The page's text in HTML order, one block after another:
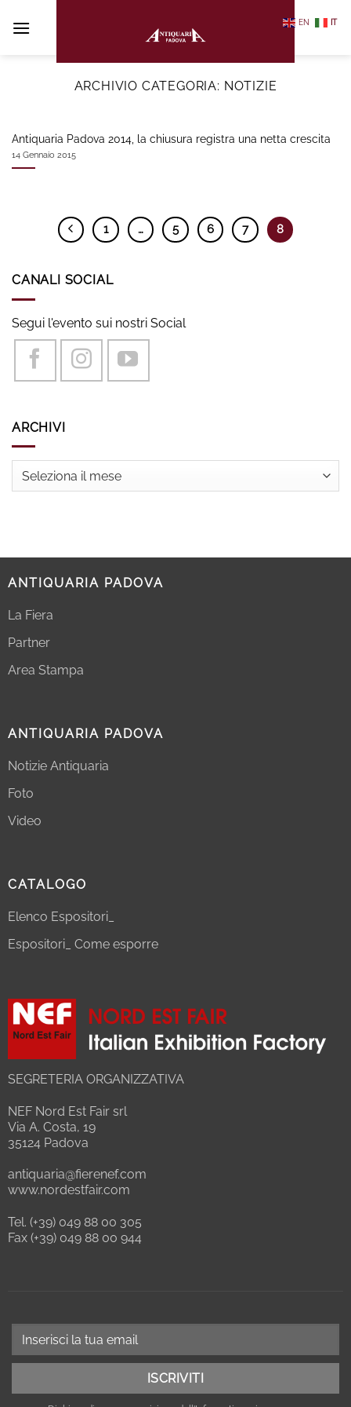
ARCHIVIO CATEGORIA: NOTIZIE
Antiquaria Padova 2014, la chiusura registra una netta crescita
14 Gennaio 2015
1 … 5 6 7 8
CANALI SOCIAL
Segui l'evento sui nostri Social
ARCHIVI
Archivi
ANTIQUARIA PADOVA
La Fiera
Partner
Area Stampa
ANTIQUARIA PADOVA
Notizie Antiquaria
Foto
Video
CATALOGO
Elenco Espositori_
Espositori_ Come esporre
SEGRETERIA ORGANIZZATIVA
NEF Nord Est Fair srl
Via A. Costa, 19
35124 Padova
antiquaria@fierenef.com
www.nordestfair.com
Tel. (+39) 049 88 00 305
Fax (+39) 049 88 00 944
EN IT